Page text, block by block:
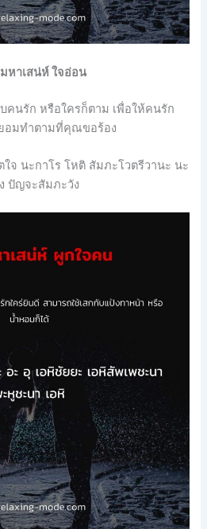
หาเสน่ห์ ใจอ่อน
นรัก หรือใครก็ตาม เพื่อให้คนรัก
อมทำตามที่คุณขอร้อง
ใจ นะกาโร โหติ สัมภะโวตรีวานะ นะ
ปัญจะสัมภะวัง